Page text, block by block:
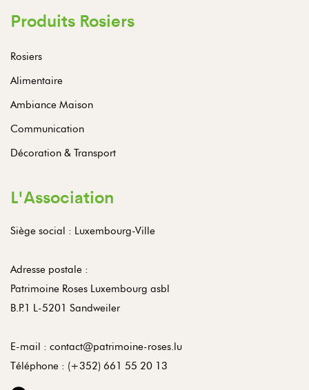
Produits Rosiers
Rosiers
Alimentaire
Ambiance Maison
Communication
Décoration & Transport
L'Association
Siège social : Luxembourg-Ville
Adresse postale :
Patrimoine Roses Luxembourg asbl
B.P.1 L-5201 Sandweiler
E-mail : contact@patrimoine-roses.lu
Téléphone : (+352) 661 55 20 13